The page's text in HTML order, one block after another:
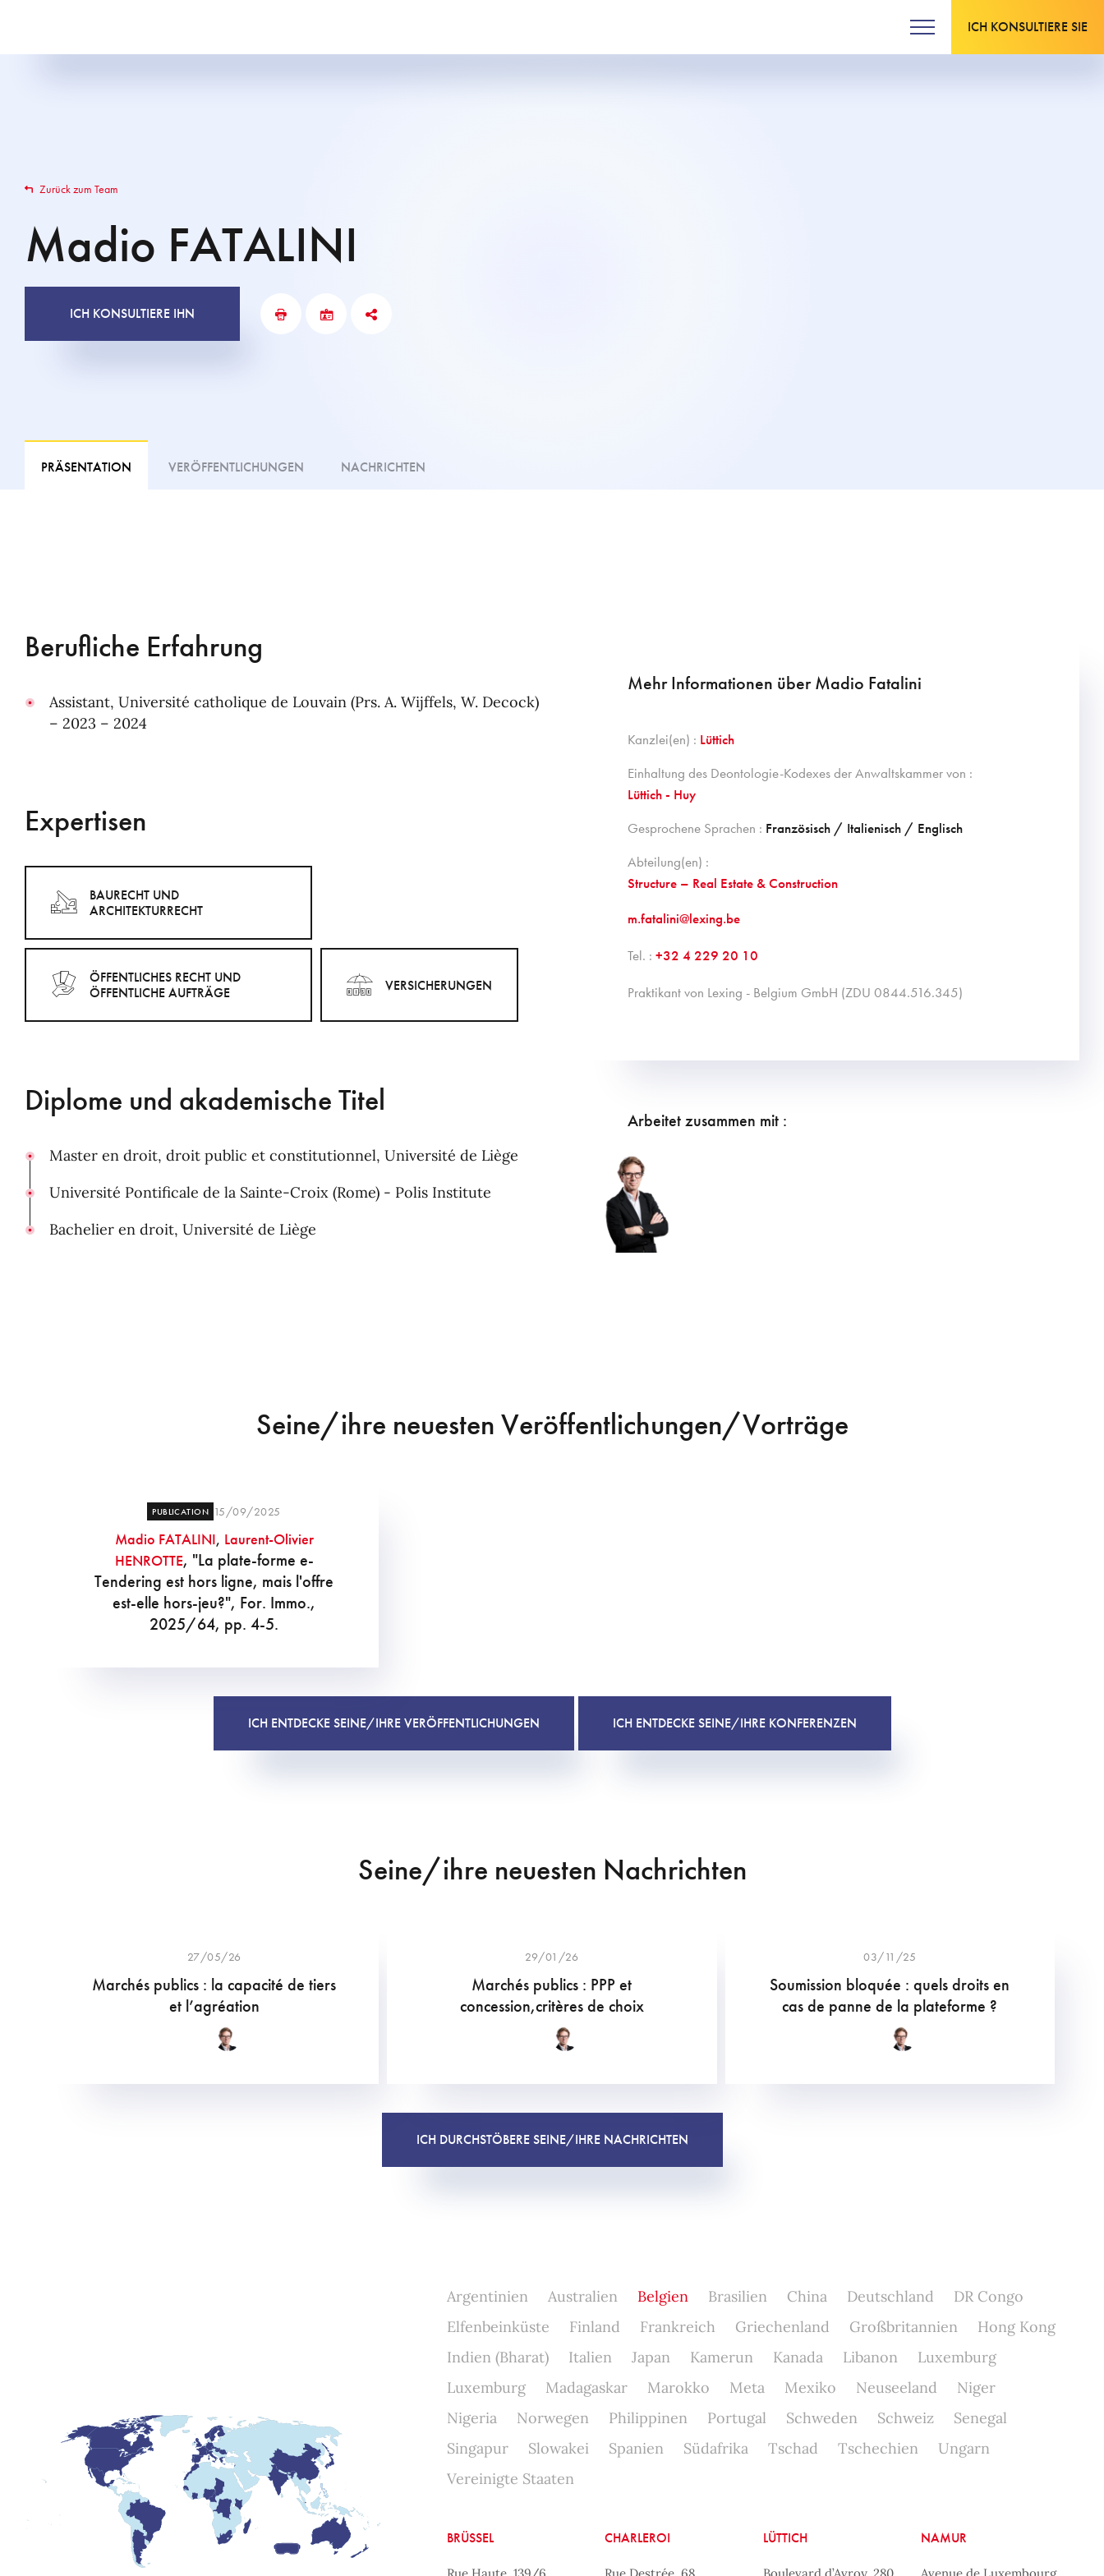
ICH KONSULTIERE SIE
Zurück zum Team
Madio FATALINI
ICH KONSULTIERE IHN
PRÄSENTATION VERÖFFENTLICHUNGEN NACHRICHTEN
Mehr Informationen über Madio Fatalini
Kanzlei(en) : Lüttich
Einhaltung des Deontologie-Kodexes der Anwaltskammer von :
Lüttich - Huy
Gesprochene Sprachen : Französisch / Italienisch / Englisch
Abteilung(en) :
Structure – Real Estate & Construction
m.fatalini@lexing.be
Tel. : +32 4 229 20 10
Praktikant von Lexing - Belgium GmbH (ZDU 0844.516.345)
Arbeitet zusammen mit :
Berufliche Erfahrung
Assistant, Université catholique de Louvain (Prs. A. Wijffels, W. Decock)
– 2023 – 2024
Expertisen
BAURECHT UND
ARCHITEKTURRECHT
ÖFFENTLICHES RECHT UND
ÖFFENTLICHE AUFTRÄGE
VERSICHERUNGEN
Diplome und akademische Titel
Master en droit, droit public et constitutionnel, Université de Liège
Université Pontificale de la Sainte-Croix (Rome) - Polis Institute
Bachelier en droit, Université de Liège
Seine/ihre neuesten Veröffentlichungen/Vorträge
PUBLICATION 15/09/2025
Madio FATALINI, Laurent-Olivier
HENROTTE, "La plate-forme e-
Tendering est hors ligne, mais l'offre
est-elle hors-jeu?", For. Immo.,
2025/64, pp. 4-5.
ICH ENTDECKE SEINE/IHRE VERÖFFENTLICHUNGEN ICH ENTDECKE SEINE/IHRE KONFERENZEN
Seine/ihre neuesten Nachrichten
27/05/26
Marchés publics : la capacité de tiers
et l’agréation
29/01/26
Marchés publics : PPP et
concession,critères de choix
03/11/25
Soumission bloquée : quels droits en
cas de panne de la plateforme ?
ICH DURCHSTÖBERE SEINE/IHRE NACHRICHTEN
Argentinien Australien Belgien Brasilien China Deutschland
DR Congo
Elfenbeinküste
Finland Frankreich Griechenland Großbritannien
Hong Kong
Indien (Bharat)
Italien Japan Kamerun Kanada Libanon
Luxemburg
Luxemburg
Madagaskar Marokko Meta Mexiko Neuseeland
Niger
Nigeria
Norwegen Philippinen Portugal Schweden Schweiz
Senegal
Singapur
Slowakei Spanien Südafrika Tschad Tschechien
Ungarn
Vereinigte Staaten
BRÜSSEL CHARLEROI LÜTTICH NAMUR